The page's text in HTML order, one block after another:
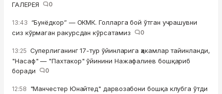
ГАЛЕРЕЯ
0
13:43 “Бунёдкор” — ОКМК. Голларга бой ўтган учрашувни
сиз кўрмаган ракурсдан кўрсатамиз
0
13:25 Суперлиганинг 17-тур ўйинларига ҳакамлар тайинланди,
"Насаф" — "Пахтакор" ўйинини Нажафалиев бошқариб
боради
0
12:58 "Манчестер Юнайтед" дарвозабони бошқа клубга ўтди